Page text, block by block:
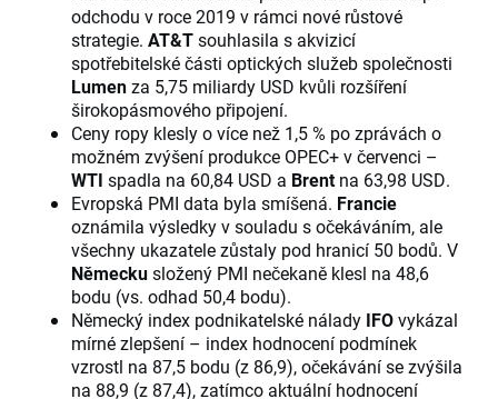
odchodu v roce 2019 v rámci nové růstové
strategie. AT&Tsouhlasila s akvizicí
spotřebitelské části optických služeb společnosti
Lumenza 5,75 miliardy USD kvůli rozšíření
širokopásmového připojení.
Ceny ropy klesly o více než 1,5 % po zprávách o
možném zvýšení produkce OPEC+ v červenci –
WTI spadla na 60,84 USD a Brentna 63,98 USD.
Evropská PMI data byla smíšená. Francie
oznámila výsledky v souladu s očekáváním, ale
všechny ukazatele zůstaly pod hranicí 50 bodů. V
Německusložený PMI nečekaně klesl na 48,6
bodu (vs. odhad 50,4 bodu).
Německý index podnikatelské nálady IFOvykázal
mírné zlepšení – index hodnocení podmínek
vzrostl na 87,5 bodu (z 86,9), očekávání se zvýšila
na 88,9 (z 87,4), zatímco aktuální hodnocení